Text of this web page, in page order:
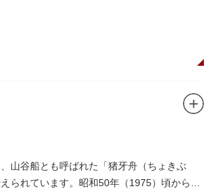
山谷船とも呼ばれた「猪牙舟（ちょきぶ
られています。昭和50年（1975）頃から山